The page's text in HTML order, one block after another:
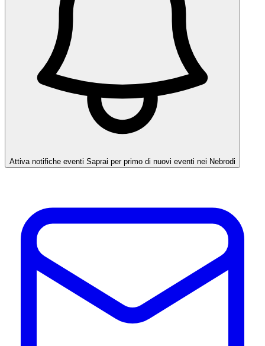
Attiva notifiche eventi Saprai per primo di nuovi eventi nei Nebrodi